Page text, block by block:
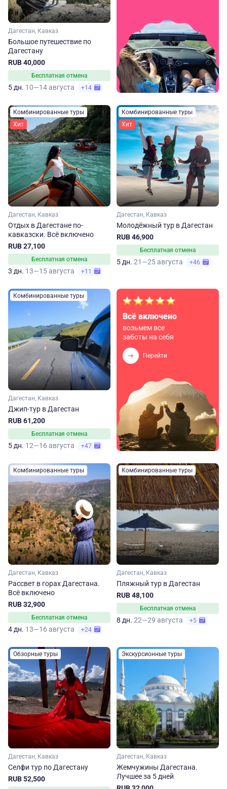
Дагестан, Кавказ
Большое путешествие по
Дагестану
RUB 40,000
Бесплатная отмена
5 дн. 10—14 августа +14
Комбинированные туры
Хит
Дагестан, Кавказ
Отдых в Дагестане по-
кавказски. Всё включено
RUB 27,100
Бесплатная отмена
3 дн. 13—15 августа +11
Комбинированные туры
Хит
Дагестан, Кавказ
Молодёжный тур в Дагестан
RUB 46,900
Бесплатная отмена
5 дн. 21—25 августа +46
Комбинированные туры
Дагестан, Кавказ
Джип-тур в Дагестан
RUB 61,200
Бесплатная отмена
5 дн. 12—16 августа +47
Всё включено
возьмем все
заботы на себя
Перейти
Комбинированные туры
Дагестан, Кавказ
Рассвет в горах Дагестана.
Всё включено
RUB 32,900
Бесплатная отмена
4 дн. 13—16 августа +24
Комбинированные туры
Дагестан, Кавказ
Пляжный тур в Дагестан
RUB 48,100
Бесплатная отмена
8 дн. 22—29 августа +5
Обзорные туры
Дагестан, Кавказ
Селфи тур по Дагестану
RUB 52,500
Экскурсионные туры
Дагестан, Кавказ
Жемчужины Дагестана.
Лучшее за 5 дней